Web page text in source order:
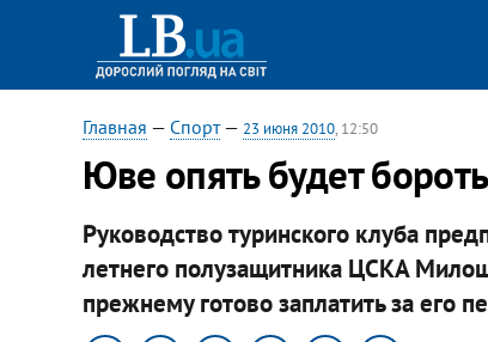
Главная — Спорт— 23 июня 2010, 12:50
Юве опять будет
Руководство туринского клуба
летнего полузащитника ЦСКА
прежнему готово заплатить за его